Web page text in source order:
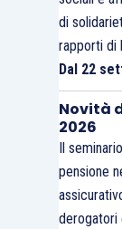
di
rapporti di
Dal 22
Novità
2026
Il
pensione
derogatori